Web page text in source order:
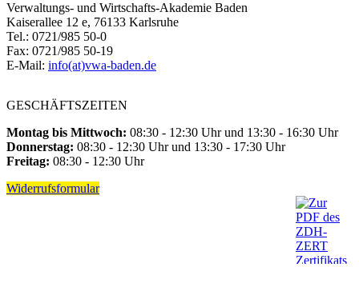
Verwaltungs- und Wirtschafts-Akademie Baden
Kaiserallee 12 e, 76133 Karlsruhe
Tel.: 0721/985 50-0
Fax: 0721/985 50-19
E-Mail: info(at)vwa-baden.de
GESCHÄFTSZEITEN
Montag bis Mittwoch: 08:30 - 12:30 Uhr und 13:30 - 16:30 Uhr
Donnerstag: 08:30 - 12:30 Uhr und 13:30 - 17:30 Uhr
Freitag: 08:30 - 12:30 Uhr
Widerrufsformular